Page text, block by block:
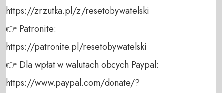
https://zrzutka.pl/z/resetobywatelski
👉 Patronite:
https://patronite.pl/resetobywatelski
👉 Dla wpłat w walutach obcych Paypal:
https://www.paypal.com/donate/?